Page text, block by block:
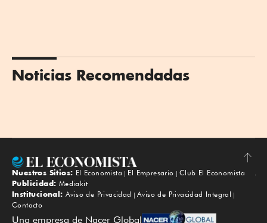
Noticias Recomendadas
Subir
Nuestros Sitios: El Economista El Empresario
Club El Economista
Publicidad: Mediakit
Institucional: Aviso de Privacidad
Aviso de Privacidad Integral
Contacto
Una empresa de Nacer Global